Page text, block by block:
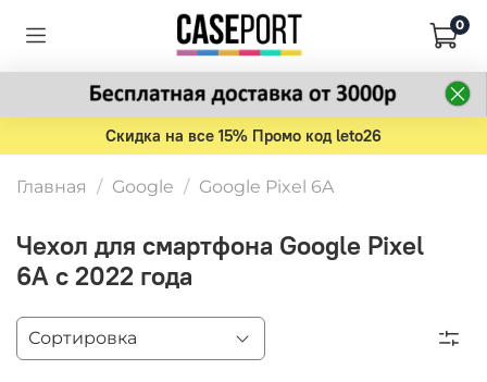
0
Скидка на все 15% Промо код leto26
Главная Google Google Pixel 6A
Чехол для смартфона Google Pixel
6A с 2022 года